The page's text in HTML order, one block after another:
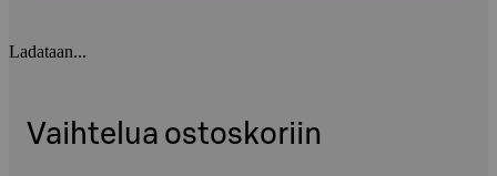
Ladataan...
Vaihtelua ostoskoriin